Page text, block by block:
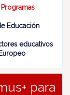
Educación
educativos
para